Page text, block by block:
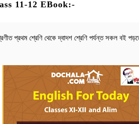
11-12 EBook:-
প্রথম শ্রেণি থেকে দ্বাদশ শ্রেণি পর্যন্ত সকল বই